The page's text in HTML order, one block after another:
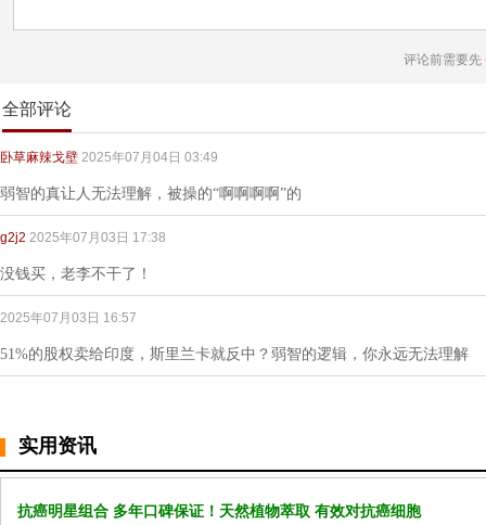
评论前需要先
全部评论
卧草麻辣戈壁 2025年07月04日 03:49
弱智的真让人无法理解，被操的“啊啊啊啊”的
g2j2 2025年07月03日 17:38
没钱买，老李不干了！
2025年07月03日 16:57
51%的股权卖给印度，斯里兰卡就反中？弱智的逻辑，你永远无法理解
实用资讯
抗癌明星组合 多年口碑保证！天然植物萃取 有效对抗癌细胞